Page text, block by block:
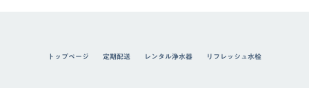
トップページ 定期配送 レンタル浄水器 リフレッシュ水栓